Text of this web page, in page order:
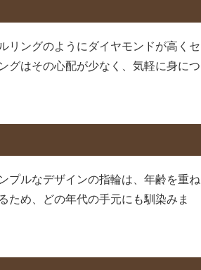
リングのようにダイヤモンドが高くセ
グはその心配が少なく、気軽に身につ
プルなデザインの指輪は、年齢を重ね
ため、どの年代の手元にも馴染みま